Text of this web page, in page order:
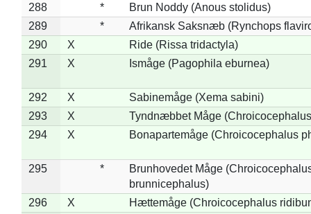
288 *
Brun Noddy (Anous stolidus)
289
*
Afrikansk Saksnæb (Rynchops
290
X
Ride (Rissa tridactyla)
291
X Ismåge (Pagophila eburnea)
292 X
Sabinemåge (Xema sabini)
293
X
Tyndnæbbet Måge
294
X Bonapartemåge (Chroicocephalus
295 *
Brunhovedet Måge
brunnicephalus)
296
X
Hættemåge (Chroicocephalus